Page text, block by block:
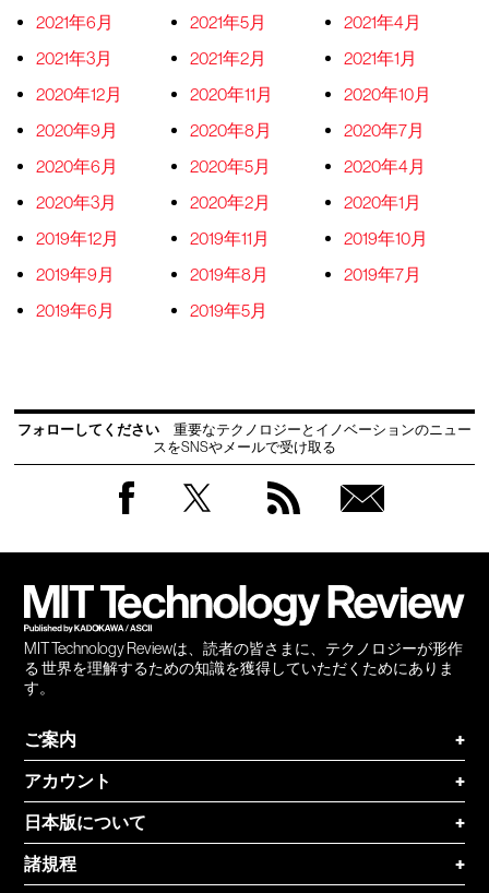
2021年6月
2021年5月
2021年4月
2021年3月
2021年2月
2021年1月
2020年12月
2020年11月
2020年10月
2020年9月
2020年8月
2020年7月
2020年6月
2020年5月
2020年4月
2020年3月
2020年2月
2020年1月
2019年12月
2019年11月
2019年10月
2019年9月
2019年8月
2019年7月
2019年6月
2019年5月
フォローしてください
重要なテクノロジーとイノベーションのニュー
スをSNSやメールで受け取る
MIT Technology Reviewは、読者の皆さまに、テクノロジーが形作
る 世界を理解するための知識を獲得していただくためにありま
す。
ご案内
+
アカウント
+
日本版について
+
諸規程
+